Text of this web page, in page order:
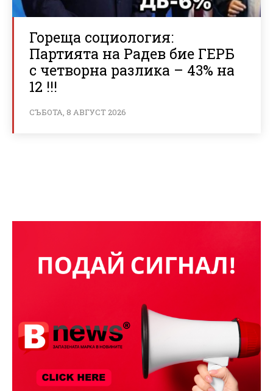
Гореща социология:
Партията на Радев бие ГЕРБ
с четворна разлика – 43% на
12 !!!
СЪБОТА, 8 АВГУСТ 2026